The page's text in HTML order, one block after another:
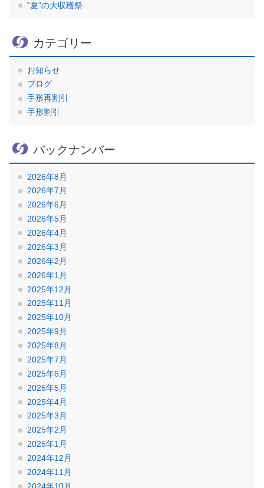
‟夏”の大収穫祭
カテゴリー
お知らせ
ブログ
手形再割引
手形割引
バックナンバー
2026年8月
2026年7月
2026年6月
2026年5月
2026年4月
2026年3月
2026年2月
2026年1月
2025年12月
2025年11月
2025年10月
2025年9月
2025年8月
2025年7月
2025年6月
2025年5月
2025年4月
2025年3月
2025年2月
2025年1月
2024年12月
2024年11月